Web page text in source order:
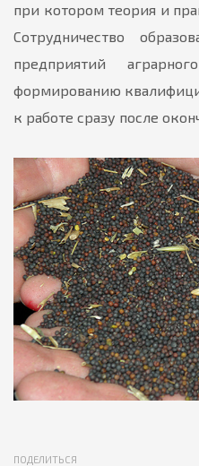
при котором теория и
Сотрудничество
предприятий
формированию
к работе сразу после
ПОДЕЛИТЬСЯ